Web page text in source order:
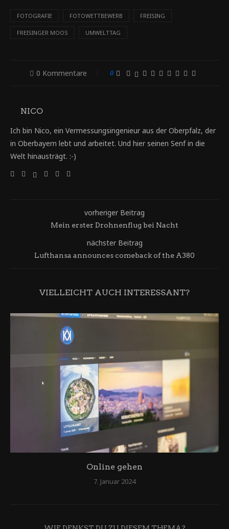
FOTOGRAFIE FOTOWETTBEWERB FREISING
FREISINGER MOOS UMWELTTAG
0 Kommentare 0
NICO
Ich bin Nico, ein Vermessungsingenieur aus der Oberpfalz, der
in Oberbayern lebt und arbeitet. Und hier seinen Senf in die
Welt hinausträgt. :-)
vorheriger Beitrag
Mein erster Drohnenflug bei Nacht
nächster Beitrag
Lufthansa announces comeback of the A380
VIELLEICHT AUCH INTERESSANT?
Online gehen
7. Januar 2024